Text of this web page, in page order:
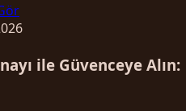
ile Güvenceye Alın: